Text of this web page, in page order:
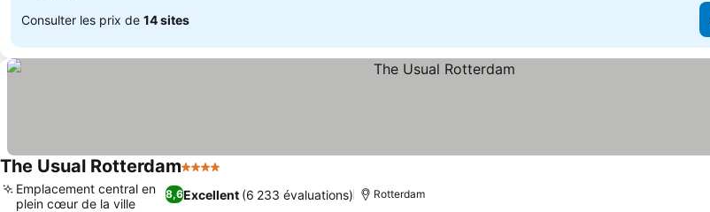
Consulter les prix de 14 sites
The Usual Rotterdam4 Étoiles
8,6Excellent (6 233 évaluations)
Emplacement central en
plein cœur de la ville
Rotterdam